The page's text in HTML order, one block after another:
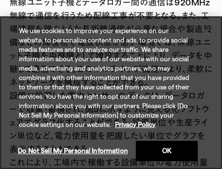
無線で通信を行うため配線工事が不要となる。また、工
場建屋を跨ぐような長距離通信が必要な場合や製造設
備などの障害物で電波状態が悪い環境では、無線ユニ
ット子機を中継機として増設することにより、データを中
継して通信できる。このマルチホップ機能により、柔軟に
ネットワークを構成することができる。
設備に設置した電力センサーのデータは、データロガ
ーで収集・蓄積され、図5に示すように見える化ソフトウ
ェアでグラフ化することができる。設備単位や生産ライ
ン単位など、電力使用量を把握したい単位でグラフを
表示することもできる。
これにより、工場内で稼働する設備単位の電力使用量
We use cookies to improve your experience on our
website, to personalize content and ads, to provide social
media features and to analyze our traffic. We share
information about your use of our website with our social
media, advertising and analytics partners, who may
combine it with other information that you have provided
to them or that they have collected from your use of their
services. You have the right to opt out of our sharing
information about you with our partners. Please click [Do
Not Sell My Personal Information] to customize your
cookie settings on our website. Privacy Policy
Do Not Sell My Personal Information OK